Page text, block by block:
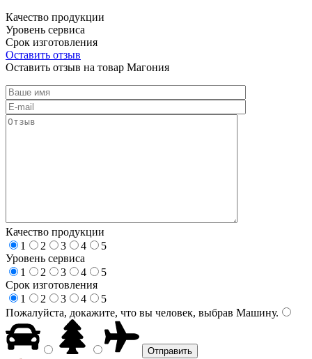
Качество продукции
Уровень сервиса
Срок изготовления
Оставить отзыв
Оставить отзыв на товар Магония
Качество продукции
1
2 3 4
5
Уровень сервиса
1
2 3 4
5
Срок изготовления
1
2 3 4
5
Пожалуйста, докажите, что вы человек, выбрав Машину.